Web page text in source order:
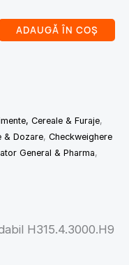
ADAUGĂ ÎN COȘ
Cereale & Furaje,
& Dozare, Checkweighere
General & Pharma,
H315.4.3000.H9